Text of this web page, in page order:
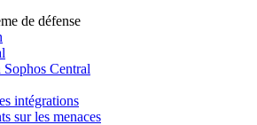
de défense
Sophos Central
intégrations
sur les menaces